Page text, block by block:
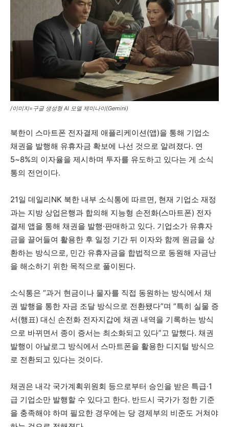
/이미지=구글 생성형 AI 모델 제미나이(Gemini)
북한이 스마트폰 전자결제 애플리케이션(앱)을 통해 기업소
채권을 발행해 유휴자금 확보에 나선 것으로 알려졌다. 연
5~8%의 이자율을 제시하며 투자를 유도하고 있다는 게 소식
통의 전언이다.
21일 데일리NK 북한 내부 소식통에 따르면, 현재 기업소 재정
과는 지방 상업은행과 합의해 지능형 손전화(스마트폰) 전자
결제 앱을 통해 채권을 발행·판매하고 있다. 기업소가 유휴자
금을 끌어들여 활용한 후 일정 기간 뒤 이자와 함께 원금을 상
환하는 방식으로, 민간 유휴자금을 합법적으로 동원해 자금난
을 해소하기 위한 목적으로 풀이된다.
소식통은 “과거 현금이나 물자를 직접 동원하는 방식에서 채
권 발행을 통한 자금 조달 방식으로 전환됐다”며 “특히 실물 증
서(행표) 대신 손전화 전자지갑에 채권 내역을 기록하는 방식
으로 바뀌면서 종이 증서는 최소화되고 있다”고 말했다. 채권
발행이 아날로그 방식에서 스마트폰을 활용한 디지털 방식으
로 전환되고 있다는 것이다.
채권은 내각 국가계획위원회 등으로부터 승인을 받은 특급·1
급 기업소만 발행할 수 있다고 한다. 반드시 국가가 정한 기준
을 충족해야 하며 필요한 경우에는 당 경제부의 비준도 거쳐야